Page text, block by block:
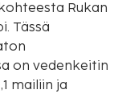
Tässä
on vedenkeitin
mailiin ja